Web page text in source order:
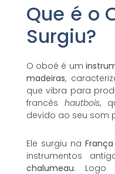
Que é o
Surgiu?
O oboé é um
madeiras,
que vibra para
francês hautbois,
devido ao seu som
Ele surgiu na
instrumentos
chalumeau. Logo